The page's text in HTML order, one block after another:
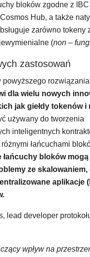
bloków zgodne z
Hub, a także
zarówno tokeny
(non –
zastosowań
powyższego
dla wielu nowych
jak giełdy tokenów i
używany do tworzenia
inteligentnych
łańcuchami
łańcuchy bloków
ze skalowaniem,
aplikacje
lead developer
wpływ na